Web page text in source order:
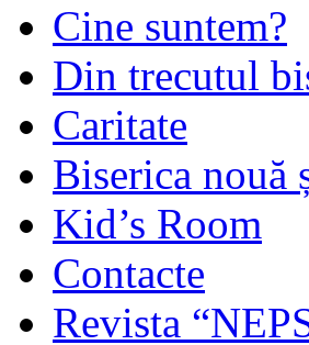
Cine suntem?
Din trecutul
Caritate
Biserica nouă
Kid’s Room
Contacte
Revista